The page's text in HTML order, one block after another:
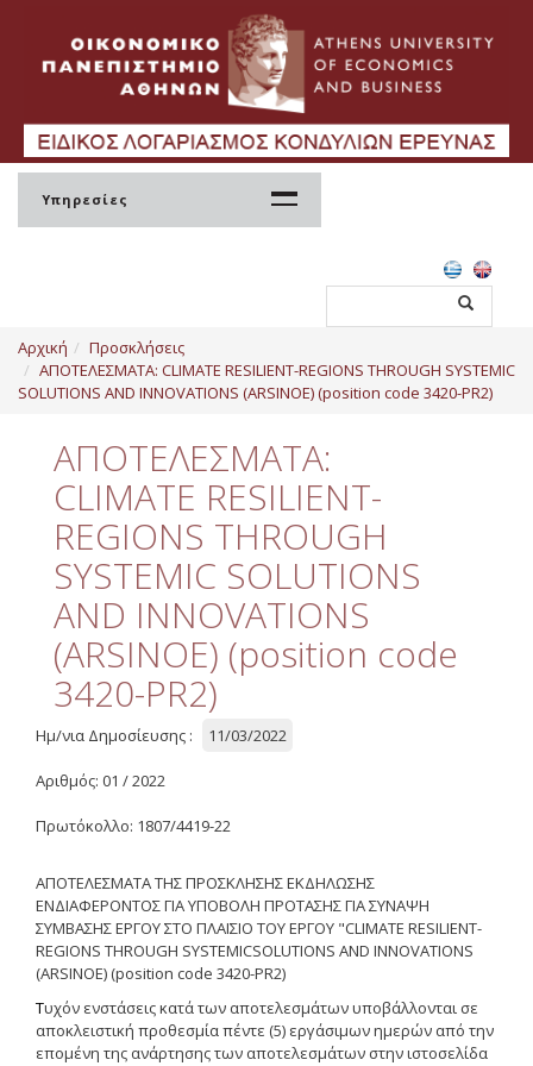
Υπηρεσίες
ΕΛΚΕ
Σύσταση
Διοίκηση
Ανθρώπινο Δυναμικό
Διαχείριση Ποιότητας
Επιτροπή Ηθικής και
Δεοντολογίας της Έρευνας
Χρήσιμοι Σύνδεσμοι
Έργα
Συνεδριάσεις Επιτροπής
Ερευνών
Οδηγός Διαχείρισης
(ιστορικό αρχείο)
Δημοσιότητα
Χρηματοδότησης
Αρχική
Προσκλήσεις
ΑΠΟΤΕΛΕΣΜΑΤΑ: CLIMATE RESILIENT-REGIONS THROUGH SYSTEMIC
SOLUTIONS AND INNOVATIONS (ARSINOE) (position code 3420-PR2)
ΑΠΟΤΕΛΕΣΜΑΤΑ:
CLIMATE RESILIENT-
REGIONS THROUGH
SYSTEMIC SOLUTIONS
AND INNOVATIONS
(ARSINOE) (position code
3420-PR2)
Ημ/νια Δημοσίευσης : 11/03/2022
Αριθμός: 01 / 2022
Πρωτόκολλο: 1807/4419-22
ΑΠΟΤΕΛΕΣΜΑΤΑ ΤΗΣ ΠΡΟΣΚΛΗΣΗΣ ΕΚΔΗΛΩΣΗΣ
ΕΝΔΙΑΦΕΡΟΝΤΟΣ ΓΙΑ ΥΠΟΒΟΛΗ ΠΡΟΤΑΣΗΣ ΓΙΑ ΣΥΝΑΨΗ
ΣΥΜΒΑΣΗΣ ΕΡΓΟΥΣΤΟ ΠΛΑΙΣΙΟ ΤΟΥΕΡΓΟΥ "CLIMATE RESILIENT-
REGIONS THROUGH SYSTEMICSOLUTIONS AND INNOVATIONS
(ARSINOE) (position code 3420-PR2)
Τυχόν ενστάσεις κατά των αποτελεσμάτων υποβάλλονται σε
αποκλειστική προθεσμία πέντε (5) εργάσιμων ημερών από την
επομένη της ανάρτησης των αποτελεσμάτων στην ιστοσελίδα